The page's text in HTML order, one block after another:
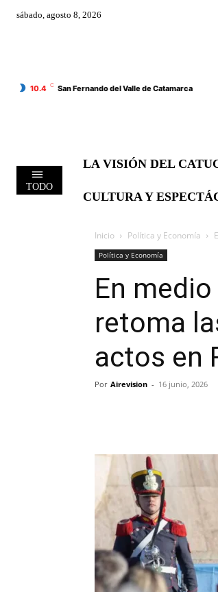
sábado, agosto 8, 2026
10.4 C San Fernando del Valle de Catamarca
TODO
LA VISIÓN DEL
CULTURA Y
Inicio Política y Economía
Política y Economía
En
retoma
actos en
Por Airevision - 16 junio, 2026